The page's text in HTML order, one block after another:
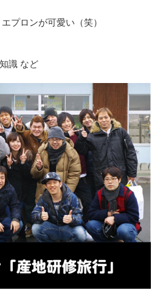
プロンが可愛い（笑）
識 など